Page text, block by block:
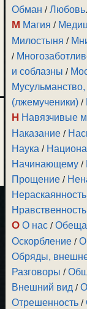
Обман /Любовь.
М Магия /
Милостыня /
/
и соблазны /
(лжемученики) /
Н Навязчивые
Наказание /
Наука /
Начинающему /
Прощение /
Нравственность
О О нас /
Оскорбление /
Обряды,
Разговоры /
Внешний вид /
Отрешенность /